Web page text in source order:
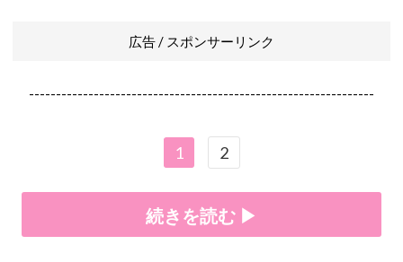
広告 / スポンサーリンク
----------------------------------------------------------------
1 2
続きを読む ▶